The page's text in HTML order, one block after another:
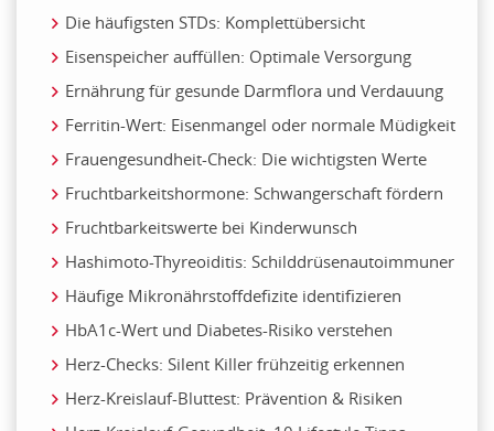
Die häufigsten STDs: Komplettübersicht
Eisenspeicher auffüllen: Optimale Versorgung
Ernährung für gesunde Darmflora und Verdauung
Ferritin-Wert: Eisenmangel oder normale Müdigkeit
Frauengesundheit-Check: Die wichtigsten Werte
Fruchtbarkeitshormone: Schwangerschaft fördern
Fruchtbarkeitswerte bei Kinderwunsch
Hashimoto-Thyreoiditis: Schilddrüsenautoimmuner
Häufige Mikronährstoffdefizite identifizieren
HbA1c-Wert und Diabetes-Risiko verstehen
Herz-Checks: Silent Killer frühzeitig erkennen
Herz-Kreislauf-Bluttest: Prävention & Risiken